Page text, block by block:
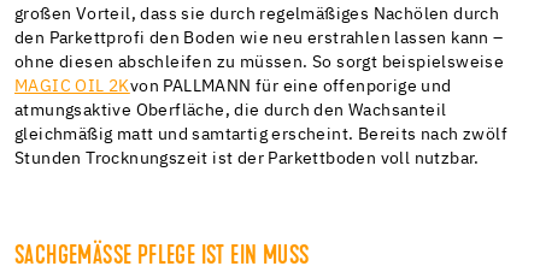
großen Vorteil, dass sie durch regelmäßiges Nachölen durch
den Parkettprofi den Boden wie neu erstrahlen lassen kann –
ohne diesen abschleifen zu müssen. So sorgt beispielsweise
MAGIC OIL 2Kvon PALLMANN für eine offenporige und
atmungsaktive Oberfläche, die durch den Wachsanteil
gleichmäßig matt und samtartig erscheint. Bereits nach zwölf
Stunden Trocknungszeit ist der Parkettboden voll nutzbar.
SACHGEMÄSSE PFLEGE IST EIN MUSS